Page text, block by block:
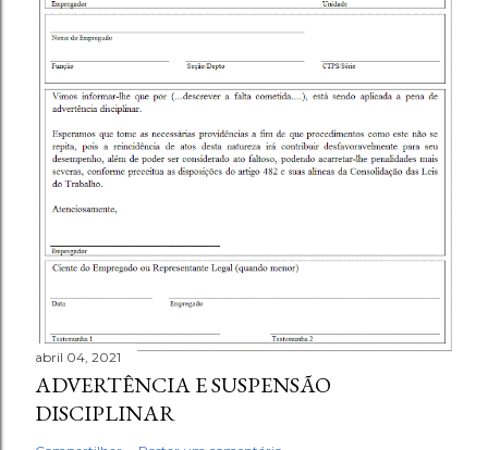
abril 04, 2021
ADVERTÊNCIA E SUSPENSÃO
DISCIPLINAR